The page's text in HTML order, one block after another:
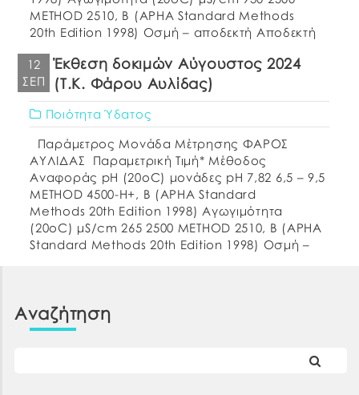
METHOD 2510, B (APHA Standard Methods
20th Edition 1998) Οσμή – αποδεκτή Αποδεκτή
Θολερότητα NTU 0,34 Αποδεκτή METHOD 2130, B
(APHA […]
12
ΣΕΠ
Έκθεση δοκιμών Αύγουστος 2024
(Τ.Κ. Φάρου Αυλίδας)
Ποιότητα Ύδατος
Παράμετρος Μονάδα Μέτρησης ΦΑΡΟΣ
ΑΥΛΙΔΑΣ Παραμετρική Τιμή* Μέθοδος
Αναφοράς pH (20oC) μονάδες pH 7,82 6,5 – 9,5
METHOD 4500-H+, B (APHA Standard
Methods 20th Edition 1998) Αγωγιμότητα
(20οC) μS/cm 265 2500 METHOD 2510, B (APHA
Standard Methods 20th Edition 1998) Οσμή –
Αναζήτηση